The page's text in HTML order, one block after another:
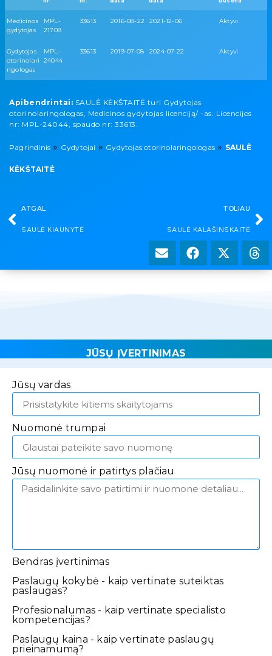
Medicinos
gydytojas
MPL-
21708
33613 2016-08-22 2021-12-06 Aktyvi
Gydytojas
otorinolari
ngologas
MPL-
24044
33613 2019-07-08 2024-07-22 Aktyvi
Apibendrintai: SAULĖ KĖKŠTAITĖ turi Gydytojas
otorinolaringologas, Medicinos gydytojas licenciją/ -as. Licencijos
nr: MPL-24044, spaudo nr: 33613.
Pagrindinis » Gydytojai » Gydytojas otorinolaringologas » SAULĖ
KĖKŠTAITĖ
ATGAL
SAULĖ KIAUNYTĖ
TOLIAU
SAULĖ KALAŠINSKAITĖ
JŪSŲ ĮVERTINIMAS
Jūsų vardas
Nuomonė trumpai
Jūsų nuomonė ir patirtys plačiau
Bendras įvertinimas
Paslaugų kokybė - kaip vertinate suteiktas
paslaugas?
Profesionalumas - kaip vertinate specialisto
kompetencijas?
Paslaugų kaina - kaip vertinate paslaugų
prieinamumą?